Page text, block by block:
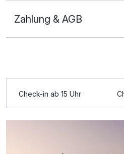
Zahlung & AGB
Check-in ab 15 Uhr